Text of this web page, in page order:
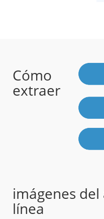
Cómo
extraer
imágenes del
línea